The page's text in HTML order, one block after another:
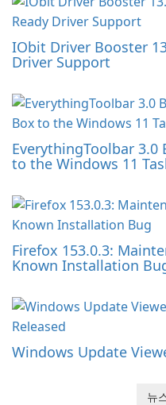
IObit Driver Booster
Driver Support
EverythingToolbar 3.0
to the Windows 11
Firefox 153.0.3:
Known Installation
Windows Update
뉴